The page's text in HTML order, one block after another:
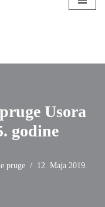
Usora
godine
pruge 12. Maja 2019.